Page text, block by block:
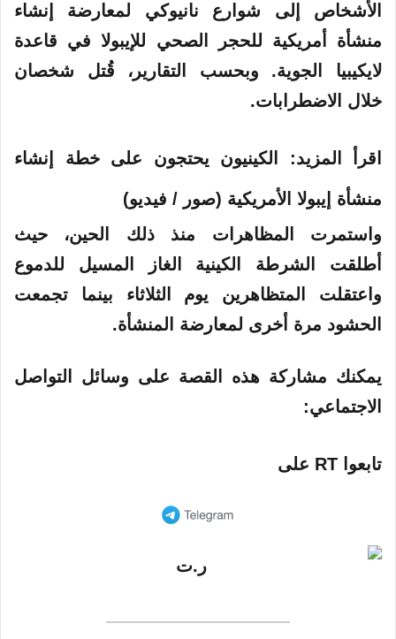
الأشخاص إلى شوارع نانيوكي لمعارضة إنشاء
منشأة أمريكية للحجر الصحي للإيبولا في قاعدة
لايكيبيا الجوية. وبحسب التقارير، قُتل شخصان
خلال الاضطرابات.
اقرأ المزيد: الكينيون يحتجون على خطة إنشاء
منشأة إيبولا الأمريكية (صور / فيديو)
واستمرت المظاهرات منذ ذلك الحين، حيث
أطلقت الشرطة الكينية الغاز المسيل للدموع
واعتقلت المتظاهرين يوم الثلاثاء بينما تجمعت
الحشود مرة أخرى لمعارضة المنشأة.
يمكنك مشاركة هذه القصة على وسائل التواصل
الاجتماعي:
تابعوا RT على